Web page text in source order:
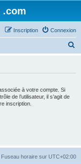
.com
Connexion
Inscription
à votre compte. Si
de l’utilisateur, il s’agit de
inscription.
Fuseau horaire sur UTC+02:00